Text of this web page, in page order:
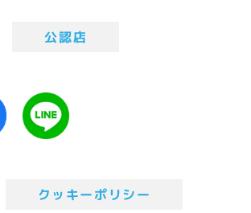
公認店
クッキーポリシー